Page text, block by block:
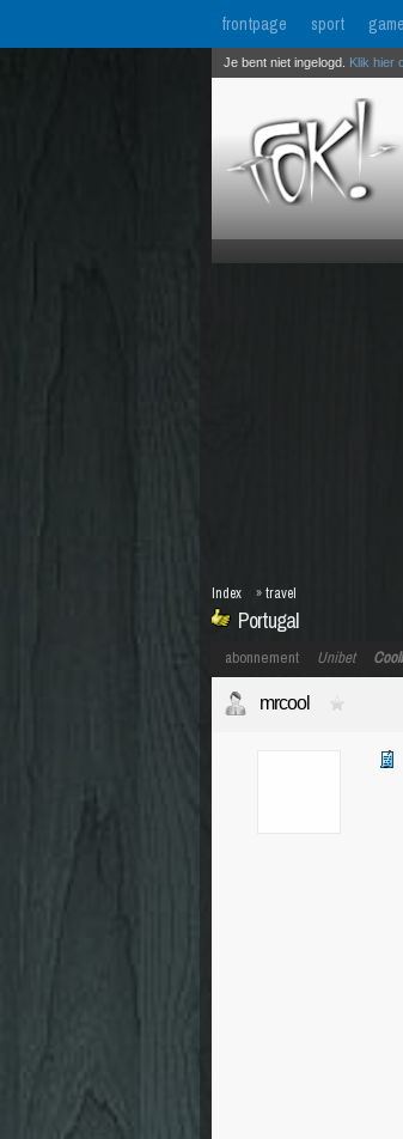
frontpage sport
Je bent niet ingelogd. Klik hier
Portugal
Index »travel
abonnement Unibet
mrcool